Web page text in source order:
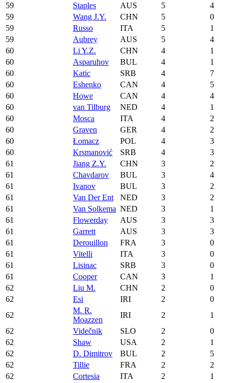
59 Staples AUS 5
4
59
Wang J.Y. CHN 5
0
59
Russo ITA 5
1
59
Aubrey AUS 5
4
60
Li Y.Z. CHN 4
1
60
Asparuhov BUL 4
1
60
Katic SRB 4
7
60
Eshenko CAN 4
5
60
Howe CAN 4
4
60
van Tilburg NED 4
1
60
Mosca ITA 4
2
60
Graven GER 4
2
60
Łomacz POL 4
3
60
Krsmanović SRB 4
3
61
Jiang Z.Y. CHN 3
2
61
Chavdarov BUL 3
4
61
Ivanov BUL 3
2
61
Van Der Ent NED 3
2
61
Van Solkema NED 3
1
61
Flowerday AUS 3
3
61
Garrett AUS 3
3
61
Derouillon FRA 3
0
61
Vitelli ITA 3
0
61
Lisinac SRB 3
0
61
Cooper CAN 3
1
62
Liu M. CHN 2
0
62
Esi IRI 2
0
62
M. R.
Moazzen
IRI 2
1
62
Videčnik SLO 2
0
62
Shaw USA 2
1
62
D. Dimitrov BUL 2
5
62
Tillie FRA 2
2
62
Cortesia ITA 2
1